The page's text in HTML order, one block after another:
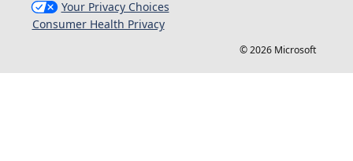
Your Privacy Choices
Consumer Health Privacy
© 2026 Microsoft